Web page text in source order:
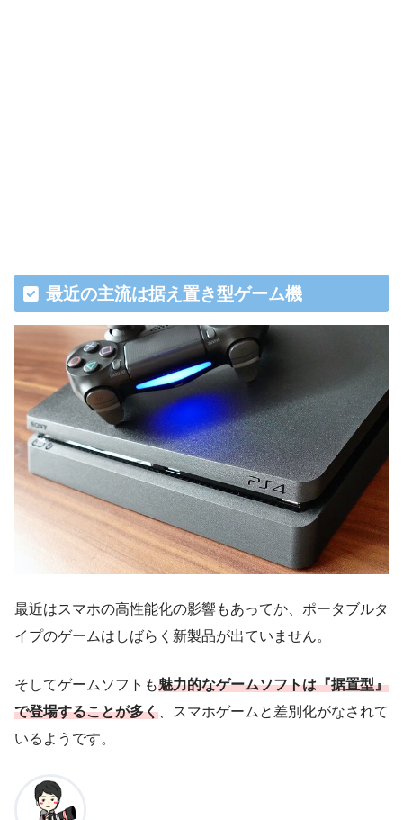
最近の主流は据え置き型ゲーム機
最近はスマホの高性能化の影響もあってか、ポータブルタ
イプのゲームはしばらく新製品が出ていません。
そしてゲームソフトも魅力的なゲームソフトは『据置型』
で登場することが多く 、スマホゲームと差別化がなされて
いるようです。